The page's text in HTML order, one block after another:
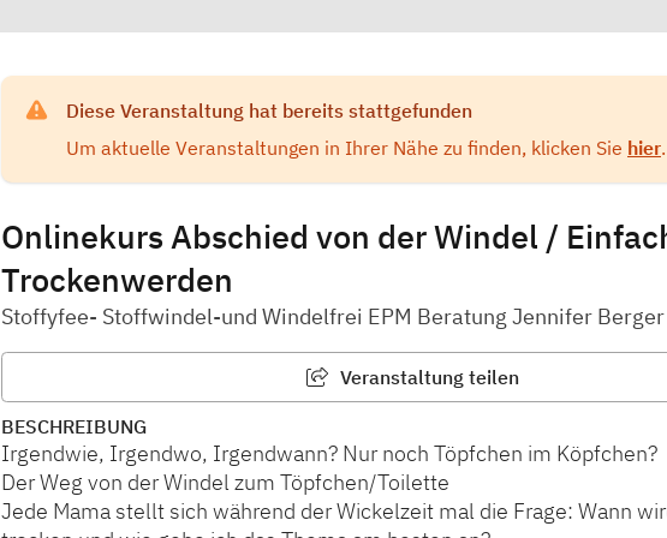
Diese Veranstaltung hat bereits stattgefunden
Um aktuelle Veranstaltungen in Ihrer Nähe zu finden, klicken Sie hier.
Onlinekurs Abschied von der Windel /
Trockenwerden
Stoffyfee- Stoffwindel-und Windelfrei EPM Beratung Jennifer Berger
Veranstaltung teilen
BESCHREIBUNG
Irgendwie, Irgendwo, Irgendwann? Nur noch Töpfchen im Köpfchen?
Der Weg von der Windel zum Töpfchen/Toilette
Jede Mama stellt sich während der Wickelzeit mal die Frage: Wann